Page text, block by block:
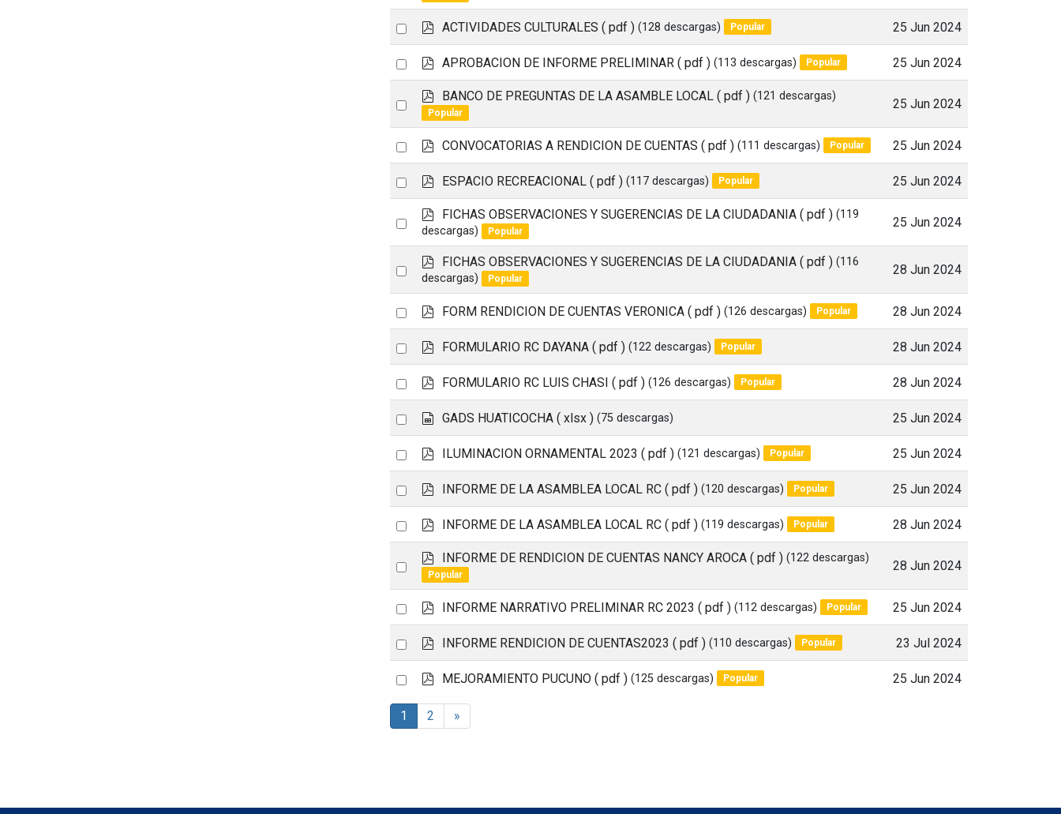
an
item
f
Select
an
item
pACTIVIDADES CULTURALES ( pdf ) (128 descargas) Popular 25 Jun 2024
Select
an
item
p
d
APROBACION DE INFORME PRELIMINAR ( pdf ) (113 descargas) Popular 25 Jun 2024
Select
an
item
p
d
f
BANCO DE PREGUNTAS DE LA ASAMBLE LOCAL ( pdf ) (121 descargas)
Popular
25 Jun 2024
Select
an
item
p
d
CONVOCATORIAS A RENDICION DE CUENTAS ( pdf ) (111 descargas) Popular 25 Jun 2024
Select
an
item
pESPACIO RECREACIONAL ( pdf ) (117 descargas) Popular 25 Jun 2024
Select
an
item
p
d
f
FICHAS OBSERVACIONES Y SUGERENCIAS DE LA CIUDADANIA ( pdf ) (119
descargas)
Popular
25 Jun 2024
Select
an
item
p
d
f
FICHAS OBSERVACIONES Y SUGERENCIAS DE LA CIUDADANIA ( pdf ) (116
descargas)
Popular
28 Jun 2024
Select
an
item
p
d
FORM RENDICION DE CUENTAS VERONICA ( pdf ) (126 descargas) Popular 28 Jun 2024
Select
an
item
pFORMULARIO RC DAYANA ( pdf ) (122 descargas) Popular 28 Jun 2024
Select
an
item
p
d
FORMULARIO RC LUIS CHASI ( pdf ) (126 descargas) Popular 28 Jun 2024
Select
an
item
s
d
s
h
e
t
GADS HUATICOCHA ( xlsx ) (75 descargas) 25 Jun 2024
Select
an
item
p
d
ILUMINACION ORNAMENTAL 2023 ( pdf ) (121 descargas) Popular 25 Jun 2024
Select
an
item
pINFORME DE LA ASAMBLEA LOCAL RC ( pdf ) (120 descargas) Popular 25 Jun 2024
Select
an
item
p
d
INFORME DE LA ASAMBLEA LOCAL RC ( pdf ) (119 descargas) Popular 28 Jun 2024
Select
an
item
p
d
f
INFORME DE RENDICION DE CUENTAS NANCY AROCA ( pdf ) (122 descargas)
Popular
28 Jun 2024
Select
an
item
p
d
INFORME NARRATIVO PRELIMINAR RC 2023 ( pdf ) (112 descargas) Popular 25 Jun 2024
Select
an
item
pINFORME RENDICION DE CUENTAS2023 ( pdf ) (110 descargas) Popular 23 Jul 2024
Select
item
p
f
MEJORAMIENTO PUCUNO ( pdf ) (125 descargas) Popular 25 Jun 2024
1 2 »